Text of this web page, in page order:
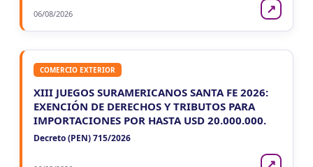
06/08/2026 ↗
COMERCIO EXTERIOR
XIII JUEGOS SURAMERICANOS SANTA FE 2026:
EXENCIÓN DE DERECHOS Y TRIBUTOS PARA
IMPORTACIONES POR HASTA USD 20.000.000.
Decreto (PEN) 715/2026